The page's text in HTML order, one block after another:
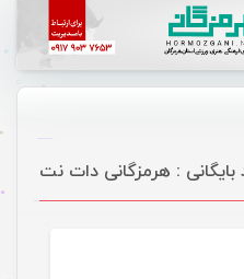
بایگانی : هرمزگانی دات نت